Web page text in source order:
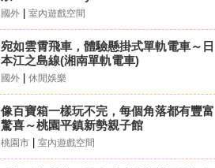
國外 室內遊戲空間
宛如雲霄飛車，體驗懸掛式單軌電車～日
本江之島線(湘南單軌電車)
國外 休閒娛樂
像百寶箱一樣玩不完，每個角落都有豐富
驚喜～桃園平鎮新勢親子館
桃園市 室內遊戲空間